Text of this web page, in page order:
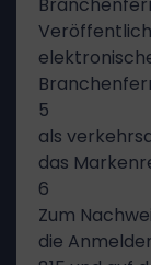
5
als
das
6
Zum
die